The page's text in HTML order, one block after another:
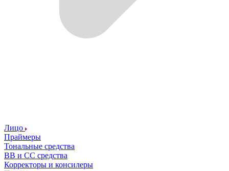
Лицо
Праймеры
Тональные средства
ВВ и СС средства
Корректоры и консилеры